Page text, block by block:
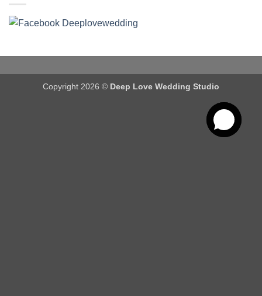
Copyright 2026 © Deep Love Wedding Studio